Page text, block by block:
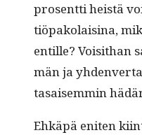
pros­ent­ti heistä
tiö­pako­laisi­na,
en­tille? Voisithan
män ja
tasaisem­min
Ehkäpä eniten